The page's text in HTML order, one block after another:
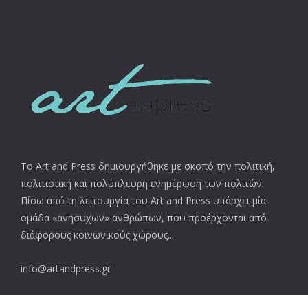
Το Art and Press δημιουργήθηκε με σκοπό την πολιτική,
πολιτιστική και πολύπλευρη ενημέρωση των πολιτών.
Πίσω από τη λειτουργία του Art and Press υπάρχει μία
ομάδα «ανήσυχων» ανθρώπων, που προέρχονται από
διάφορους κοινωνικούς χώρους...
info@artandpress.gr